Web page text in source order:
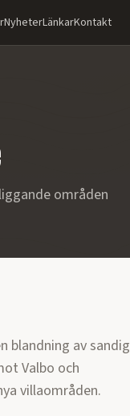
NyheterLänkarKontakt
områden
blandning av sandig
Valbo och
villaområden.